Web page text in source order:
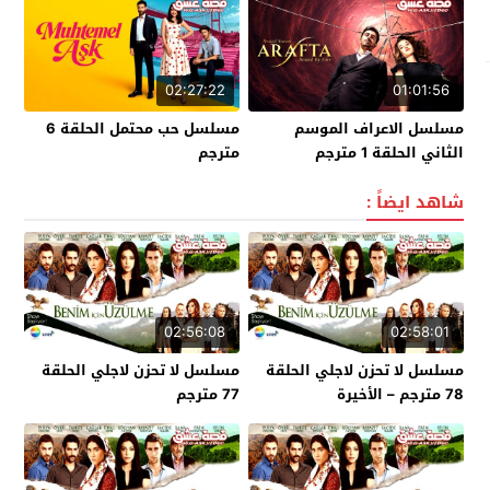
01:01:56
مسلسل الاعراف الموسم
الثاني الحلقة 1 مترجم
02:27:22
مسلسل حب محتمل الحلقة 6
مترجم
شاهد ايضاً :
02:58:01
مسلسل لا تحزن لاجلي الحلقة
78 مترجم – الأخيرة
02:56:08
مسلسل لا تحزن لاجلي الحلقة
77 مترجم